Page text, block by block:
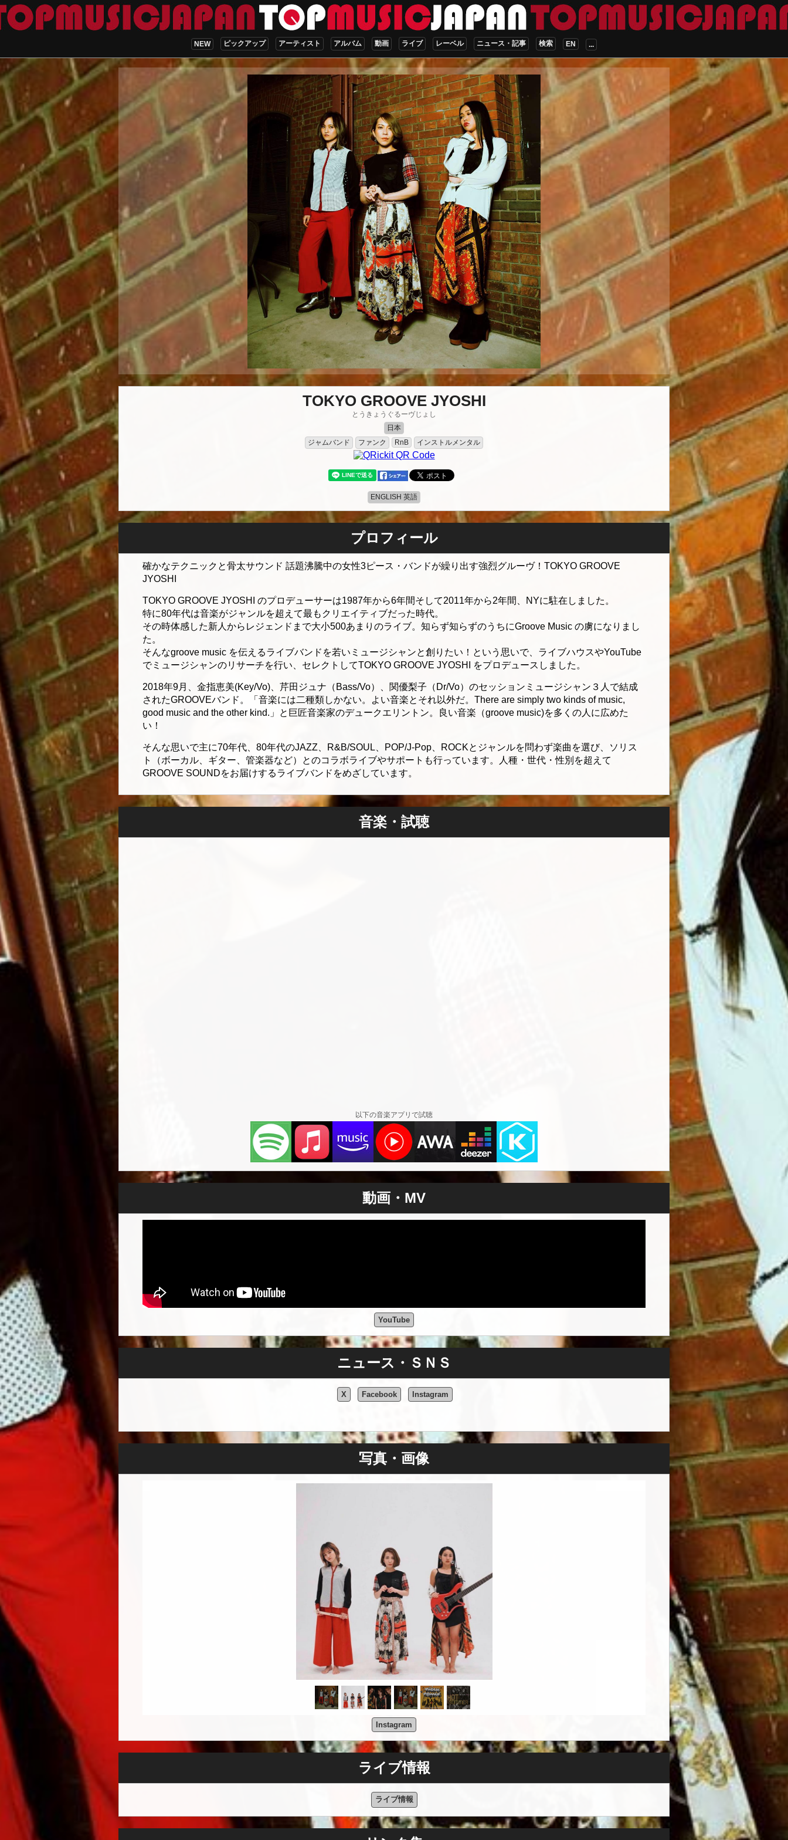
NEW ピックアップ アーティスト アルバム 動画 ライブ レーベル ニュース・記事 検索 EN ...
TOKYO GROOVE JYOSHI
とうきょうぐるーヴじょし
日本
ジャムバンド
ファンク RnB インストルメンタル
ENGLISH 英語
プロフィール
確かなテクニックと骨太サウンド 話題沸騰中の女性3ピース・バンドが繰り出す強烈グルーヴ！TOKYO GROOVE
JYOSHI
TOKYO GROOVE JYOSHI のプロデューサーは1987年から6年間そして2011年から2年間、NYに駐在しました。
特に80年代は音楽がジャンルを超えて最もクリエイティブだった時代。
その時体感した新人からレジェンドまで大小500あまりのライブ。知らず知らずのうちにGroove Music の虜になりまし
た。
そんなgroove music を伝えるライブバンドを若いミュージシャンと創りたい！という思いで、ライブハウスやYouTube
でミュージシャンのリサーチを行い、セレクトしてTOKYO GROOVE JYOSHI をプロデュースしました。
2018年9月、金指恵美(Key/Vo)、芹田ジュナ（Bass/Vo）、関優梨子（Dr/Vo）のセッションミュージシャン３人で結成
されたGROOVEバンド。「音楽には二種類しかない。よい音楽とそれ以外だ。There are simply two kinds of music,
good music and the other kind.」と巨匠音楽家のデュークエリントン。良い音楽（groove music)を多くの人に広めた
い！
そんな思いで主に70年代、80年代のJAZZ、R&B/SOUL、POP/J-Pop、ROCKとジャンルを問わず楽曲を選び、ソリス
ト（ボーカル、ギター、管楽器など）とのコラボライブやサポートも行っています。人種・世代・性別を超えて
GROOVE SOUNDをお届けするライブバンドをめざしています。
音楽・試聴
以下の音楽アプリで試聴
動画・MV
YouTube
ニュース・ＳＮＳ
X Facebook Instagram
写真・画像
Instagram
ライブ情報
ライブ情報